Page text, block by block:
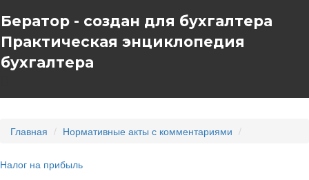
Бератор - создан для бухгалтера
Практическая энциклопедия
бухгалтера
Главная Нормативные акты с комментариями
Налог на прибыль